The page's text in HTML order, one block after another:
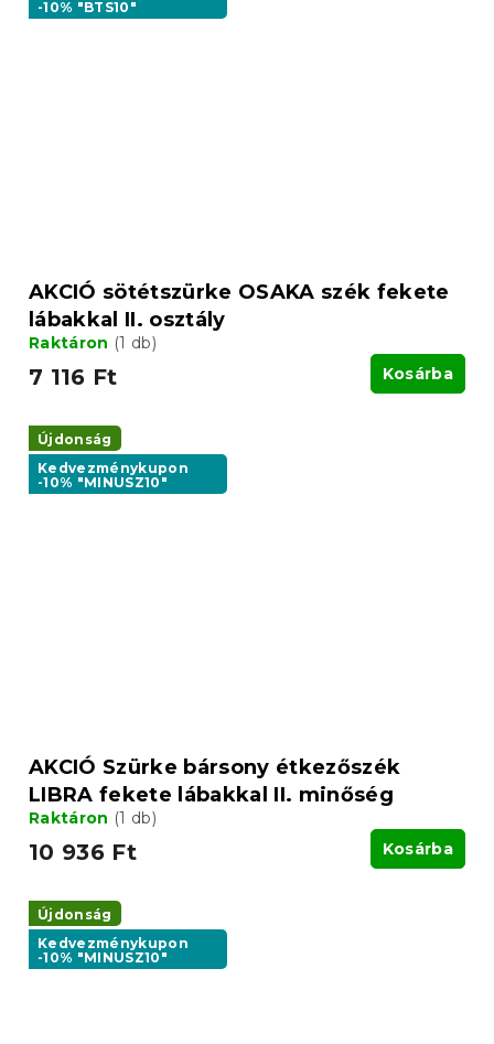
-10% "BTS10"
AKCIÓ sötétszürke OSAKA szék fekete
lábakkal II. osztály
Raktáron (1 db)
7 116 Ft Kosárba
Újdonság
Kedvezménykupon
-10% "MINUSZ10"
AKCIÓ Szürke bársony étkezőszék
LIBRA fekete lábakkal II. minőség
Raktáron (1 db)
10 936 Ft Kosárba
Újdonság
Kedvezménykupon
-10% "MINUSZ10"